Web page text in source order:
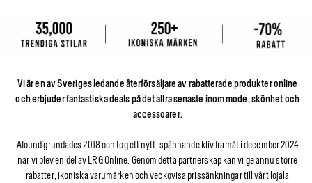
Vi är en av Sveriges ledande återförsäljare av rabatterade produkter online
och erbjuder fantastiska deals på det allra senaste inom mode, skönhet och
accessoarer.
Afound grundades 2018 och tog ett nytt, spännande kliv framåt i december 2024
när vi blev en del av LRG Online. Genom detta partnerskap kan vi ge ännu större
rabatter, ikoniska varumärken och veckovisa prissänkningar till vårt lojala